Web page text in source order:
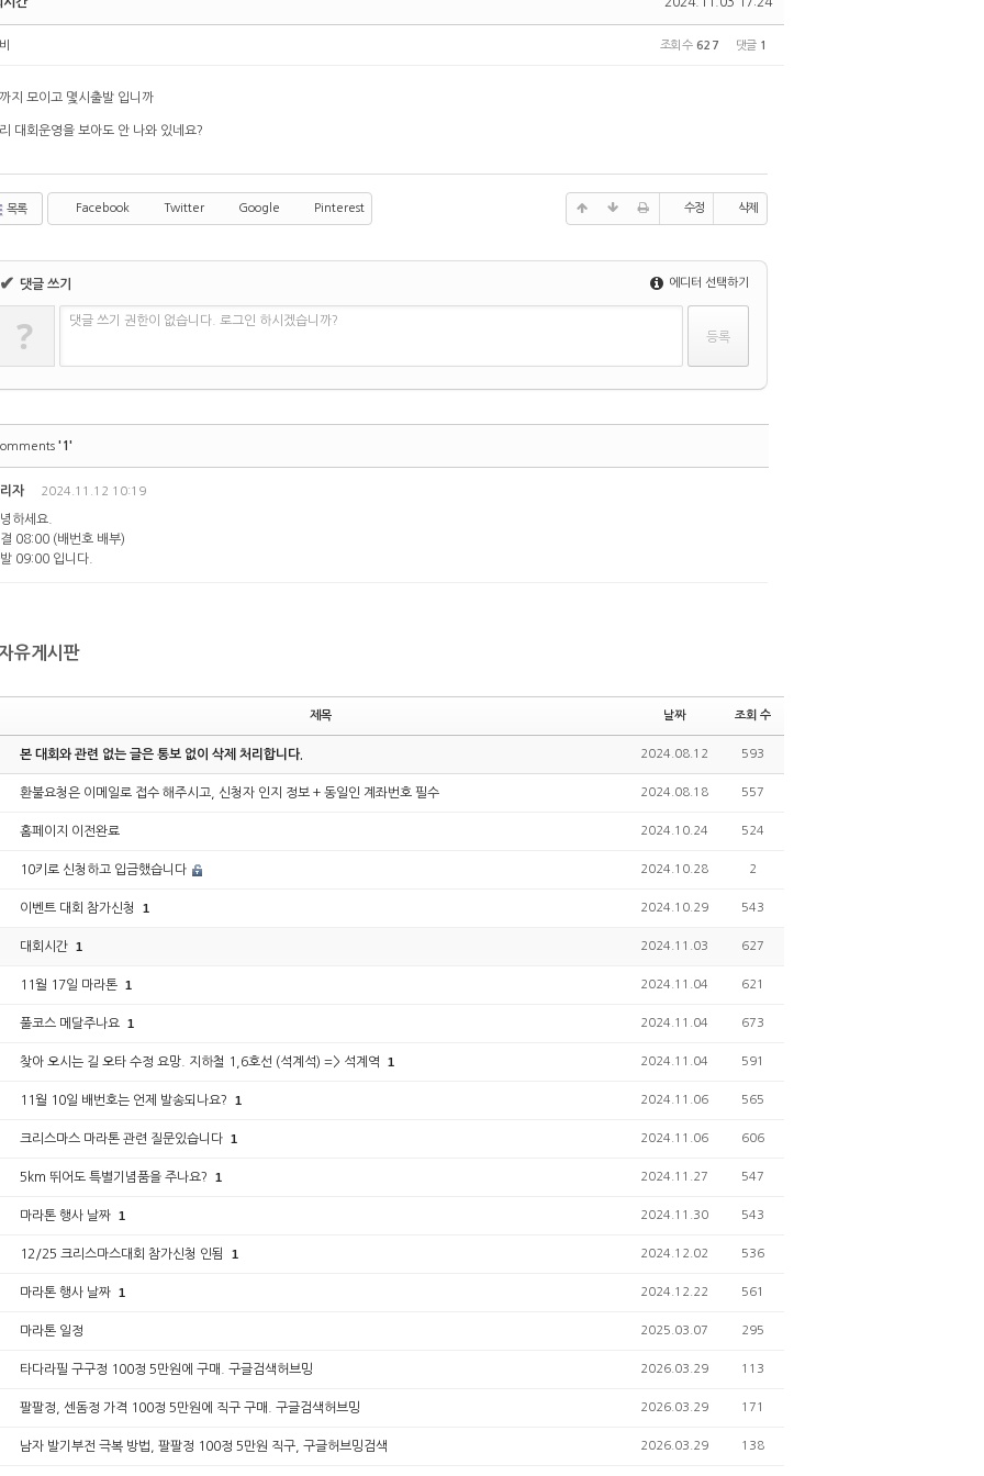
조회 수 627 댓글 1
지 모이고 몇시출발 입니까
대회운영을 보아도 안 나와 있네요?
목록 Facebook Twitter Google Pinterest 수정 삭제
✔ 댓글 쓰기 에디터 선택하기
? 댓글 쓰기 권한이 없습니다. 로그인 하시겠습니까?
'1'
자 2024.11.12 10:19
하세요.
08:00 (배번호 배부)
09:00 입니다.
유게시판
제목 날짜 조회 수
본 대회와 관련 없는 글은 통보 없이 삭제 처리합니다. 2024.08.12 593
환불요청은 이메일로 접수 해주시고, 신청자 인지 정보 + 동일인 계좌번호 필수 2024.08.18 557
홈페이지 이전완료 2024.10.24 524
10키로 신청하고 입금했습니다 2024.10.28 2
이벤트 대회 참가신청 1 2024.10.29 543
대회시간 1 2024.11.03 627
11월 17일 마라톤 1 2024.11.04 621
풀코스 메달주나요 1 2024.11.04 673
찾아 오시는 길 오타 수정 요망. 지하철 1,6호선 (석계석) => 석계역 1 2024.11.04 591
11월 10일 배번호는 언제 발송되나요? 1 2024.11.06 565
크리스마스 마라톤 관련 질문있습니다 1 2024.11.06 606
5km 뛰어도 특별기념품을 주나요? 1 2024.11.27 547
마라톤 행사 날짜 1 2024.11.30 543
12/25 크리스마스대회 참가신청 인됨 1 2024.12.02 536
마라톤 행사 날짜 1 2024.12.22 561
마라톤 일정 2025.03.07 295
타다라필 구구정 100정 5만원에 구매. 구글검색허브밍 2026.03.29 113
팔팔정, 센돔정 가격 100정 5만원에 직구 구매. 구글검색허브밍 2026.03.29 171
남자 발기부전 극복 방법, 팔팔정 100정 5만원 직구, 구글허브밍검색 2026.03.29 138